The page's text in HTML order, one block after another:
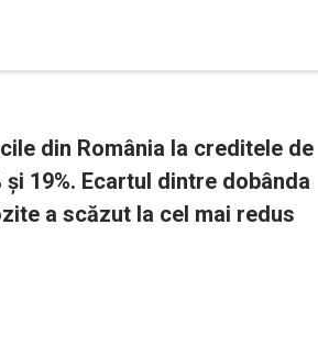
din România la creditele de
19%. Ecartul dintre dobânda
a scăzut la cel mai redus